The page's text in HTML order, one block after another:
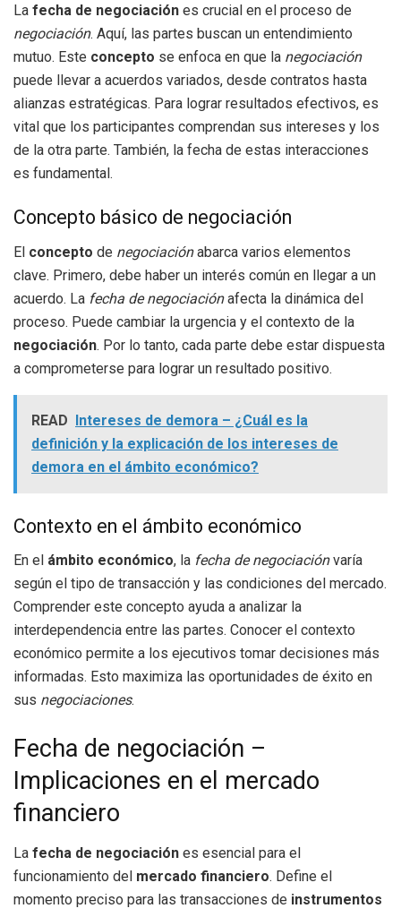
La fecha de negociación es crucial en el proceso de
negociación. Aquí, las partes buscan un entendimiento
mutuo. Este concepto se enfoca en que la negociación
puede llevar a acuerdos variados, desde contratos hasta
alianzas estratégicas. Para lograr resultados efectivos, es
vital que los participantes comprendan sus intereses y los
de la otra parte. También, la fecha de estas interacciones
es fundamental.
Concepto básico de negociación
El concepto de negociaciónabarca varios elementos
clave. Primero, debe haber un interés común en llegar a un
acuerdo. La fecha de negociaciónafecta la dinámica del
proceso. Puede cambiar la urgencia y el contexto de la
negociación. Por lo tanto, cada parte debe estar dispuesta
a comprometerse para lograr un resultado positivo.
READ Intereses de demora – ¿Cuál es la
definición y la explicación de los intereses de
demora en el ámbito económico?
Contexto en el ámbito económico
En el ámbito económico, la fecha de negociaciónvaría
según el tipo de transacción y las condiciones del mercado.
Comprender este concepto ayuda a analizar la
interdependencia entre las partes. Conocer el contexto
económico permite a los ejecutivos tomar decisiones más
informadas. Esto maximiza las oportunidades de éxito en
sus negociaciones.
Fecha de negociación –
Implicaciones en el mercado
financiero
La fecha de negociación es esencial para el
funcionamiento del mercado financiero. Define el
momento preciso para las transacciones de instrumentos